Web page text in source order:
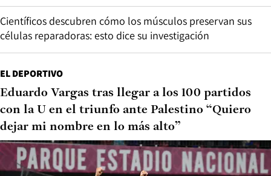
Científicos descubren cómo los músculos preservan sus
células reparadoras: esto dice su investigación
EL DEPORTIVO
Eduardo Vargas tras llegar a los 100 partidos
con la U en el triunfo ante Palestino “Quiero
dejar mi nombre en lo más alto”